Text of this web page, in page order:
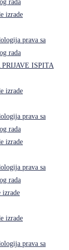
rada
izrade
prava sa
rada
ISPITA
izrade
prava sa
rada
izrade
prava sa
rada
izrade
izrade
prava sa